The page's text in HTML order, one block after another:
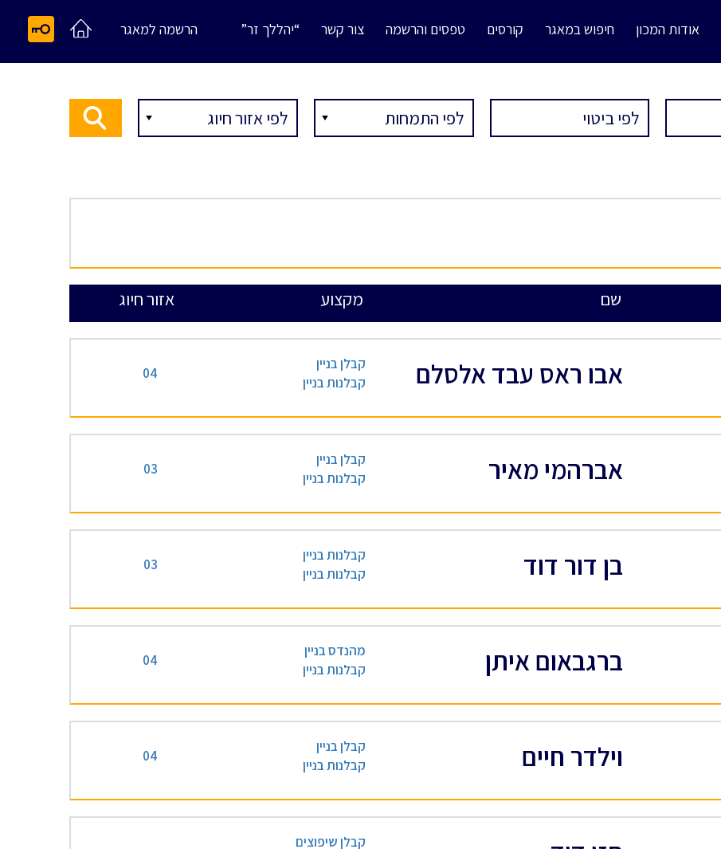
אודות המכון חיפוש במאגר קורסים טפסים והרשמה צור קשר “יהללך זר” הרשמה למאגר
שם מקצוע אזור חיוג
אבו ראס עבד אלסלם
קבלן בניין
קבלנות בניין
04
אברהמי מאיר
קבלן בניין
קבלנות בניין
03
בן דור דוד
קבלנות בניין
קבלנות בניין
03
ברגבאום איתן
מהנדס בניין
קבלנות בניין
04
וילדר חיים
קבלן בניין
קבלנות בניין
04
קבלן שיפוצים